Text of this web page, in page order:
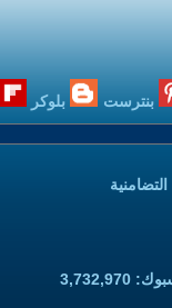
بنترست بلوكر